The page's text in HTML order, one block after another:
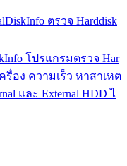
ตรวจ Harddisk
โปรแกรมตรวจ Har
อง ความเร็ว หาสาเหต
และ External HDD ไ